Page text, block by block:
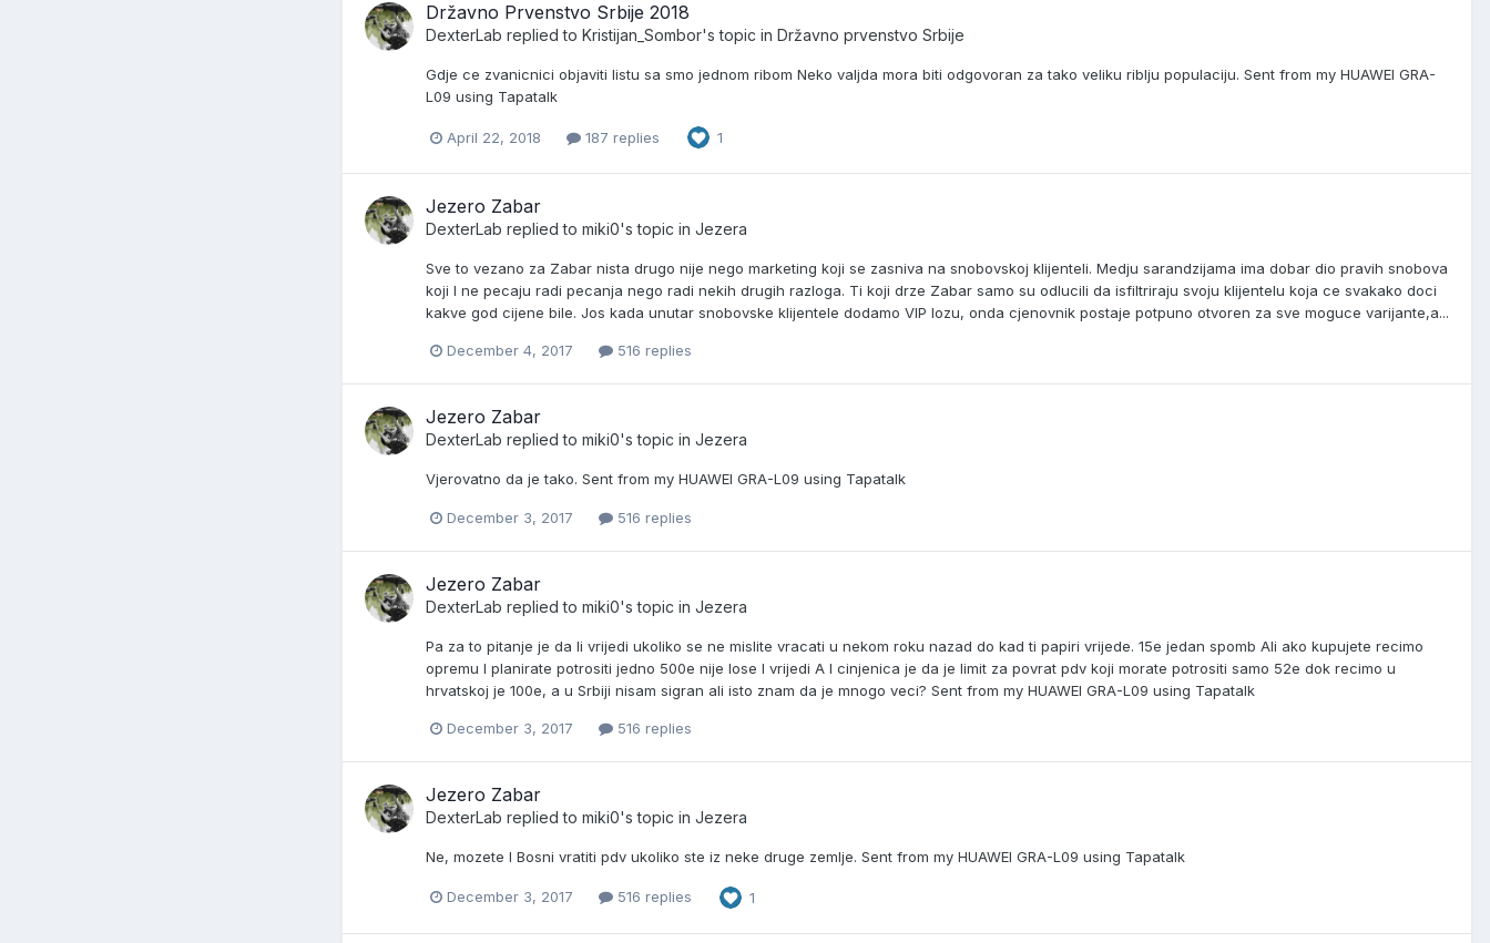
Državno Prvenstvo Srbije 2018
DexterLab replied to Kristijan_Sombor's topic in Državno prvenstvo Srbije
Gdje ce zvanicnici objaviti listu sa smo jednom ribom Neko valjda mora biti odgovoran za tako veliku riblju populaciju. Sent from my HUAWEI GRA-
L09 using Tapatalk
April 22, 2018 187 replies 1
Jezero Zabar
DexterLab replied to miki0's topic in Jezera
Sve to vezano za Zabar nista drugo nije nego marketing koji se zasniva na snobovskoj klijenteli. Medju sarandzijama ima dobar dio pravih snobova
koji I ne pecaju radi pecanja nego radi nekih drugih razloga. Ti koji drze Zabar samo su odlucili da isfiltriraju svoju klijentelu koja ce svakako doci
kakve god cijene bile. Jos kada unutar snobovske klijentele dodamo VIP lozu, onda cjenovnik postaje potpuno otvoren za sve moguce varijante,a...
December 4, 2017 516 replies
Jezero Zabar
DexterLab replied to miki0's topic in Jezera
Vjerovatno da je tako. Sent from my HUAWEI GRA-L09 using Tapatalk
December 3, 2017 516 replies
Jezero Zabar
DexterLab replied to miki0's topic in Jezera
Pa za to pitanje je da li vrijedi ukoliko se ne mislite vracati u nekom roku nazad do kad ti papiri vrijede. 15e jedan spomb Ali ako kupujete recimo
opremu I planirate potrositi jedno 500e nije lose I vrijedi A I cinjenica je da je limit za povrat pdv koji morate potrositi samo 52e dok recimo u
hrvatskoj je 100e, a u Srbiji nisam sigran ali isto znam da je mnogo veci? Sent from my HUAWEI GRA-L09 using Tapatalk
December 3, 2017 516 replies
Jezero Zabar
DexterLab replied to miki0's topic in Jezera
Ne, mozete I Bosni vratiti pdv ukoliko ste iz neke druge zemlje. Sent from my HUAWEI GRA-L09 using Tapatalk
December 3, 2017 516 replies 1